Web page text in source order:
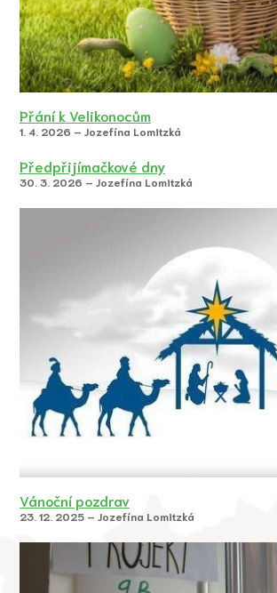
Přání k Velikonocům
1. 4. 2026 – Jozefína Lomitzká
Předpřijímačkové dny
30. 3. 2026 – Jozefína Lomitzká
Vánoční pozdrav
23. 12. 2025 – Jozefína Lomitzká